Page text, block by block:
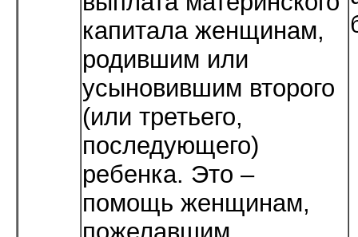
капитала женщинам,
родившим или
усыновившим второго
(или третьего,
последующего)
ребенка. Это –
помощь женщинам,